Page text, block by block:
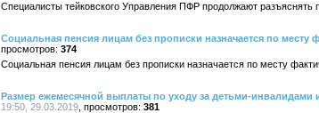
Специалисты тейковского Управления ПФР продолжают разъяснять
Социальная пенсия лицам без прописки назначается по месту
374
Социальная пенсия лицам без прописки назначается по месту
Размер ежемесячной выплаты по уходу за детьми-инвалидами
19:50, 29.03.2019
381